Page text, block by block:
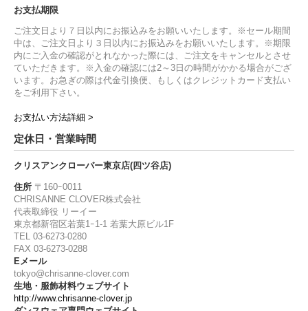
お支払期限
ご注文日より７日以内にお振込みをお願いいたします。※セール期間
中は、ご注文日より３日以内にお振込みをお願いいたします。※期限
内にご入金の確認がとれなかった際には、ご注文をキャンセルとさせ
ていただきます。※入金の確認には2～3日の時間がかかる場合がござ
います。お急ぎの際は代金引換便、もしくはクレジットカード支払い
をご利用下さい。
お支払い方法詳細 >
定休日・営業時間
クリスアンクローバー東京店(四ツ谷店)
住所 〒160ｰ0011
CHRISANNE CLOVER株式会社
代表取締役 リーイー
東京都新宿区若葉1ｰ1-1 若葉大原ビル1F
TEL 03-6273-0280
FAX 03-6273-0288
Eメール
tokyo@chrisanne-clover.com
生地・服飾材料ウェブサイト
http://www.chrisanne-clover.jp